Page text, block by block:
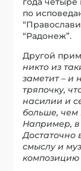
по
“Радонеж”.
Другой
никто из
заметит – и
тряпочку,
насилии и
больше, чем
Например, в
Достаточно
смыслу и